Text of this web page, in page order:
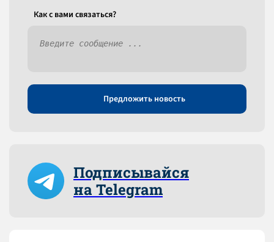
Как c вами связаться?
Предложить новость
Подписывайся
на Telegram